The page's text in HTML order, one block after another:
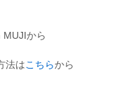
から
法はこちらから